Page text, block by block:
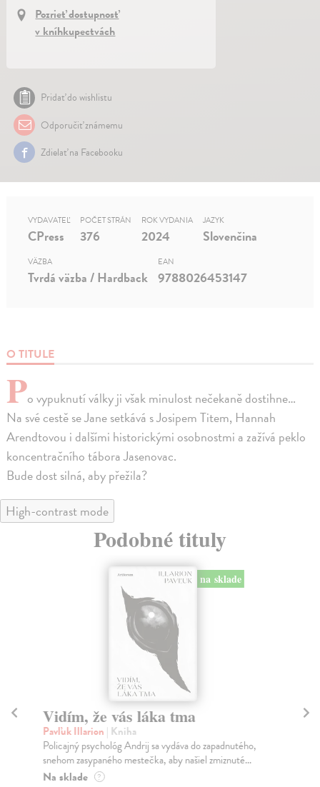
Pozrieť dostupnosť
v kníhkupectvách
Pridať do wishlistu
Odporučiť známemu
Zdielať na Facebooku
O TITULE
Po vypuknutí války ji však minulost nečekaně dostihne…
Na své cestě se Jane setkává s Josipem Titem, Hannah
Arendtovou i dalšími historickými osobnostmi a zažívá peklo
koncentračního tábora Jasenovac.
Bude dost silná, aby přežila?
VYDAVATEĽ
CPress
POČET STRÁN
376
ROK VYDANIA
2024
JAZYK
Slovenčina
VÄZBA
Tvrdá väzba / Hardback
EAN
9788026453147
High-contrast mode
Podobné tituly
na sklade
Vidím, že vás láka tma
Pavľuk Illarion | Kniha
Policajný psychológ Andrij sa vydáva do zapadnutého,
snehom zasypaného mestečka, aby našiel zmiznuté...
Na sklade ?